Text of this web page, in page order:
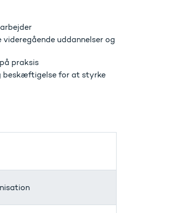
uddannelser og
praksis
beskæftigelse for at styrke